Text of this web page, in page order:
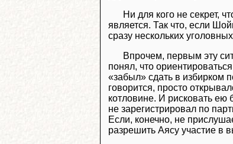
Ни для кого не секрет,
является. Так что, если
сразу нескольких
Впрочем, первым эту
понял, что
«забыл» сдать в избирком
говорится, просто
котловине. И рисковать ею
не зарегистрировал по
Если, конечно, не
разрешить Аясу участие в